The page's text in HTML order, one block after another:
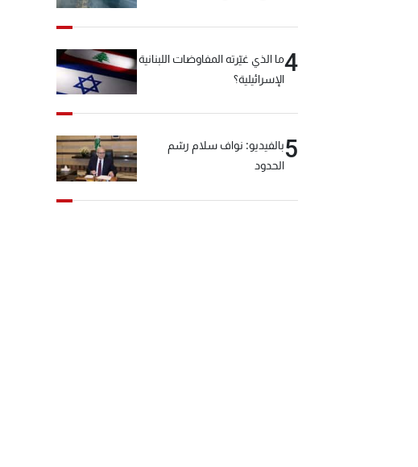
4ما الذي غيّرته المفاوضات اللبنانية
الإسرائيلية؟
5بالفيديو: نواف سلام رسّم
الحدود